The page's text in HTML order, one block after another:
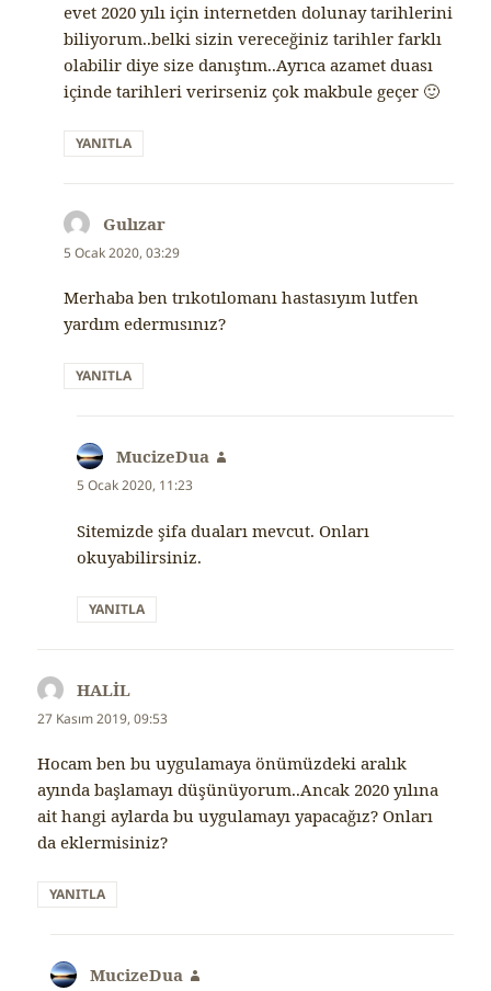
evet 2020 yılı için internetden dolunay tarihlerini
biliyorum..belki sizin vereceğiniz tarihler farklı
olabilir diye size danıştım..Ayrıca azamet duası
içinde tarihleri verirseniz çok makbule geçer 🙂
YANITLA
Gulızar
ki:
5 Ocak 2020, 03:29
Merhaba ben trıkotılomanı hastasıyım lutfen
yardım edermısınız?
YANITLA
MucizeDua
5 Ocak 2020, 11:23
Sitemizde şifa duaları mevcut. Onları
okuyabilirsiniz.
YANITLA
HALİL
ki:
27 Kasım 2019, 09:53
Hocam ben bu uygulamaya önümüzdeki aralık
ayında başlamayı düşünüyorum..Ancak 2020 yılına
ait hangi aylarda bu uygulamayı yapacağız? Onları
da eklermisiniz?
YANITLA
MucizeDua